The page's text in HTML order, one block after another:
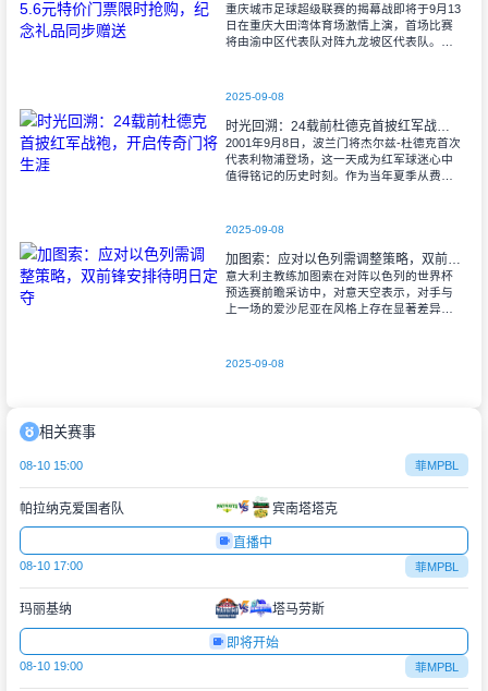
重庆城市足球超级联赛的揭幕战即将于9月13
日在重庆大田湾体育场激情上演，首场比赛
将由渝中区代表队对阵九龙坡区代表队。据
2025-09-08
时光回溯：24载前杜德克首披红军战袍，开启传奇门将生涯
2001年9月8日，波兰门将杰尔兹-杜德克首次
代表利物浦登场，这一天成为红军球迷心中
值得铭记的历史时刻。作为当年夏季从费耶
2025-09-08
加图索：应对以色列需调整策略，双前锋安排待明日定夺
意大利主教练加图索在对阵以色列的世界杯
预选赛前瞻采访中，对意天空表示，对手与
上一场的爱沙尼亚在风格上存在显著差异。
出色的
2025-09-08
相关赛事
08-10 15:00 菲MPBL
帕拉纳克爱国者队 宾南塔塔克
直播中
08-10 17:00 菲MPBL
玛丽基纳 塔马劳斯
即将开始
08-10 19:00 菲MPBL